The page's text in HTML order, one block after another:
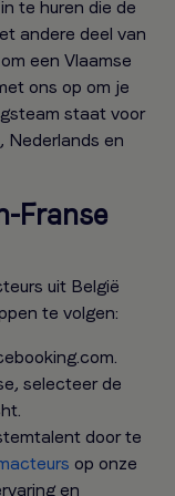
te huren die de
andere deel van
een Vlaamse
ons op om je
staat voor
Nederlands en
Franse
uit België
te volgen:
selecteer de
door te
op onze
en